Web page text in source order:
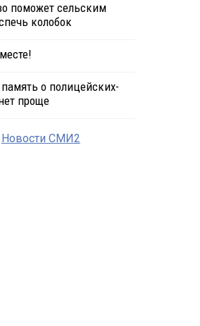
поможет сельским
колобок
о полицейских-
проще
Новости СМИ2